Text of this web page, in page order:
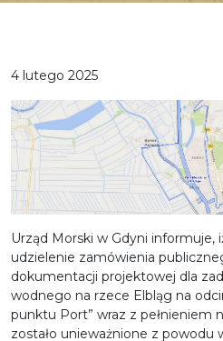
4 lutego 2025
Urząd Morski w Gdyni informuje,
udzielenie zamówienia
dokumentacji projektowej dla
wodnego na rzece Elbląg na
punktu Port” wraz z pełnieniem
zostało unieważnione z powodu